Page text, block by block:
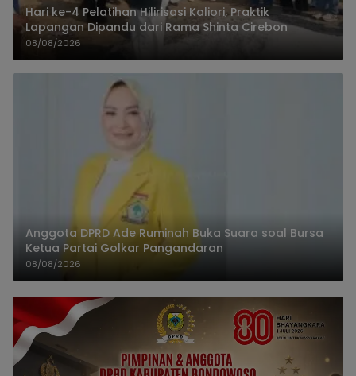
Hari ke-4 Pelatihan Hilirisasi Kaliori, Praktik
Lapangan Dipandu dari Rama Shinta Cirebon
08/08/2026
Anggota DPRD Ade Ruminah Buka Suara soal Bursa
Ketua Partai Golkar Pangandaran
08/08/2026